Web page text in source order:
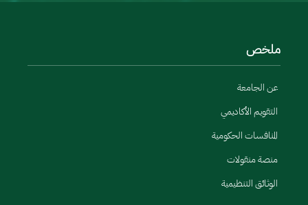
ملخص
عن الجامعة
التقويم الأكاديمي
المنافسات الحكومية
منصة منقولات
الوثائق التنظيمية